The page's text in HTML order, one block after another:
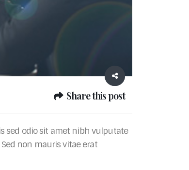
Share this post
sed odio sit amet nibh vulputate
non mauris vitae erat